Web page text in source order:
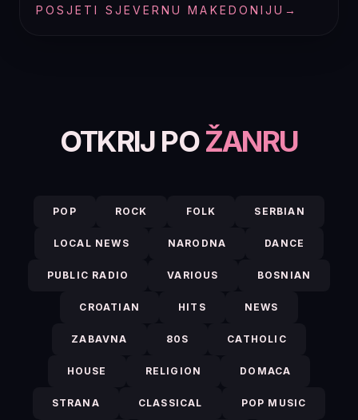
POSJETI SJEVERNU MAKEDONIJU →
OTKRIJ POŽANRU
POP ROCK FOLK SERBIAN
LOCAL NEWS NARODNA DANCE
PUBLIC RADIO VARIOUS BOSNIAN
CROATIAN HITS NEWS
ZABAVNA 80S CATHOLIC
HOUSE RELIGION DOMACA
STRANA CLASSICAL POP MUSIC